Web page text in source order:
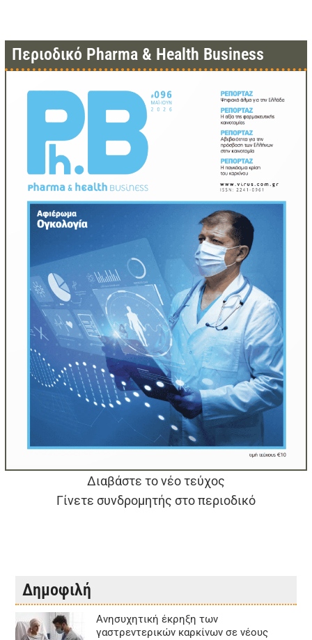
Περιοδικό Pharma & Health Business
Διαβάστε το νέο τεύχος
Γίνετε συνδρομητής στο περιοδικό
Δημοφιλή
Aνησυχητική έκρηξη των
γαστρεντερικών καρκίνων σε νέους